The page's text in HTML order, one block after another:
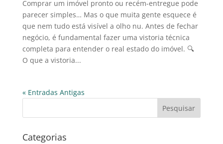
Comprar um imóvel pronto ou recém-entregue pode
parecer simples… Mas o que muita gente esquece é
que nem tudo está visível a olho nu. Antes de fechar
negócio, é fundamental fazer uma vistoria técnica
completa para entender o real estado do imóvel. 🔍
O que a vistoria...
« Entradas Antigas
Categorias